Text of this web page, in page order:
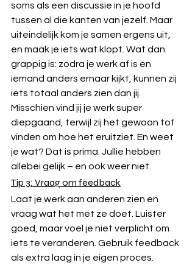
soms als een discussie in je hoofd
tussen al die kanten van jezelf. Maar
uiteindelijk kom je samen ergens uit,
en maak je iets wat klopt. Wat dan
grappig is: zodra je werk af is en
iemand anders ernaar kijkt, kunnen zij
iets totaal anders zien dan jij.
Misschien vind jij je werk super
diepgaand, terwijl zij het gewoon tof
vinden om hoe het eruitziet. En weet
je wat? Dat is prima. Jullie hebben
allebei gelijk – en ook weer niet.
Tip 3: Vraag om feedback
Laat je werk aan anderen zien en
vraag wat het met ze doet. Luister
goed, maar voel je niet verplicht om
iets te veranderen. Gebruik feedback
als extra laag in je eigen proces.